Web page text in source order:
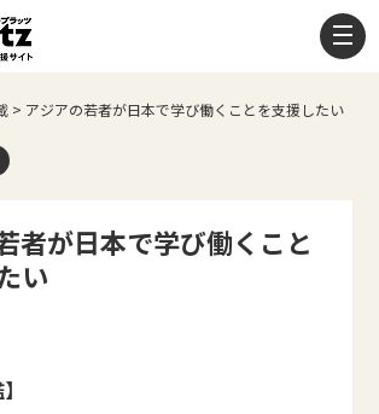
> アジアの若者が日本で学び働くことを支援したい
者が日本で学び働くこと
い